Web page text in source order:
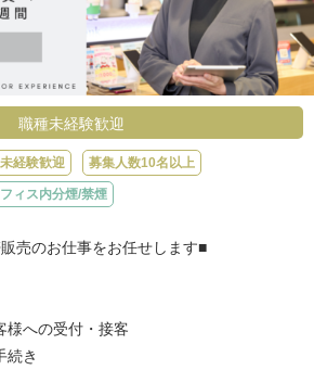
職種未経験歓迎
経験歓迎 募集人数10名以上
ィス内分煙/禁煙
売のお仕事をお任せします■
への受付・接客
続き